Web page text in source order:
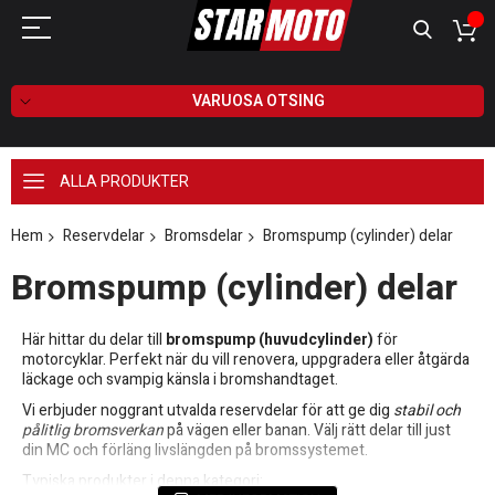
VARUOSA OTSING
ALLA PRODUKTER
Hem Reservdelar Bromsdelar Bromspump (cylinder) delar
Bromspump (cylinder) delar
Här hittar du delar till bromspump (huvudcylinder)för
motorcyklar. Perfekt när du vill renovera, uppgradera eller åtgärda
läckage och svampig känsla i bromshandtaget.
Vi erbjuder noggrant utvalda reservdelar för att ge dig stabil och
pålitlig bromsverkanpå vägen eller banan. Välj rätt delar till just
din MC och förläng livslängden på bromssystemet.
Typiska produkter i denna kategori: